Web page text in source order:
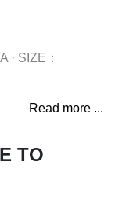
· SIZE：
Read more ...
TO